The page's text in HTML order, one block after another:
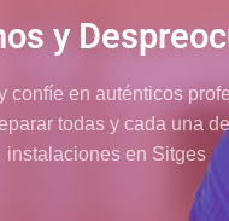
y
y confíe en auténticos
todas y cada una
instalaciones en Sitges